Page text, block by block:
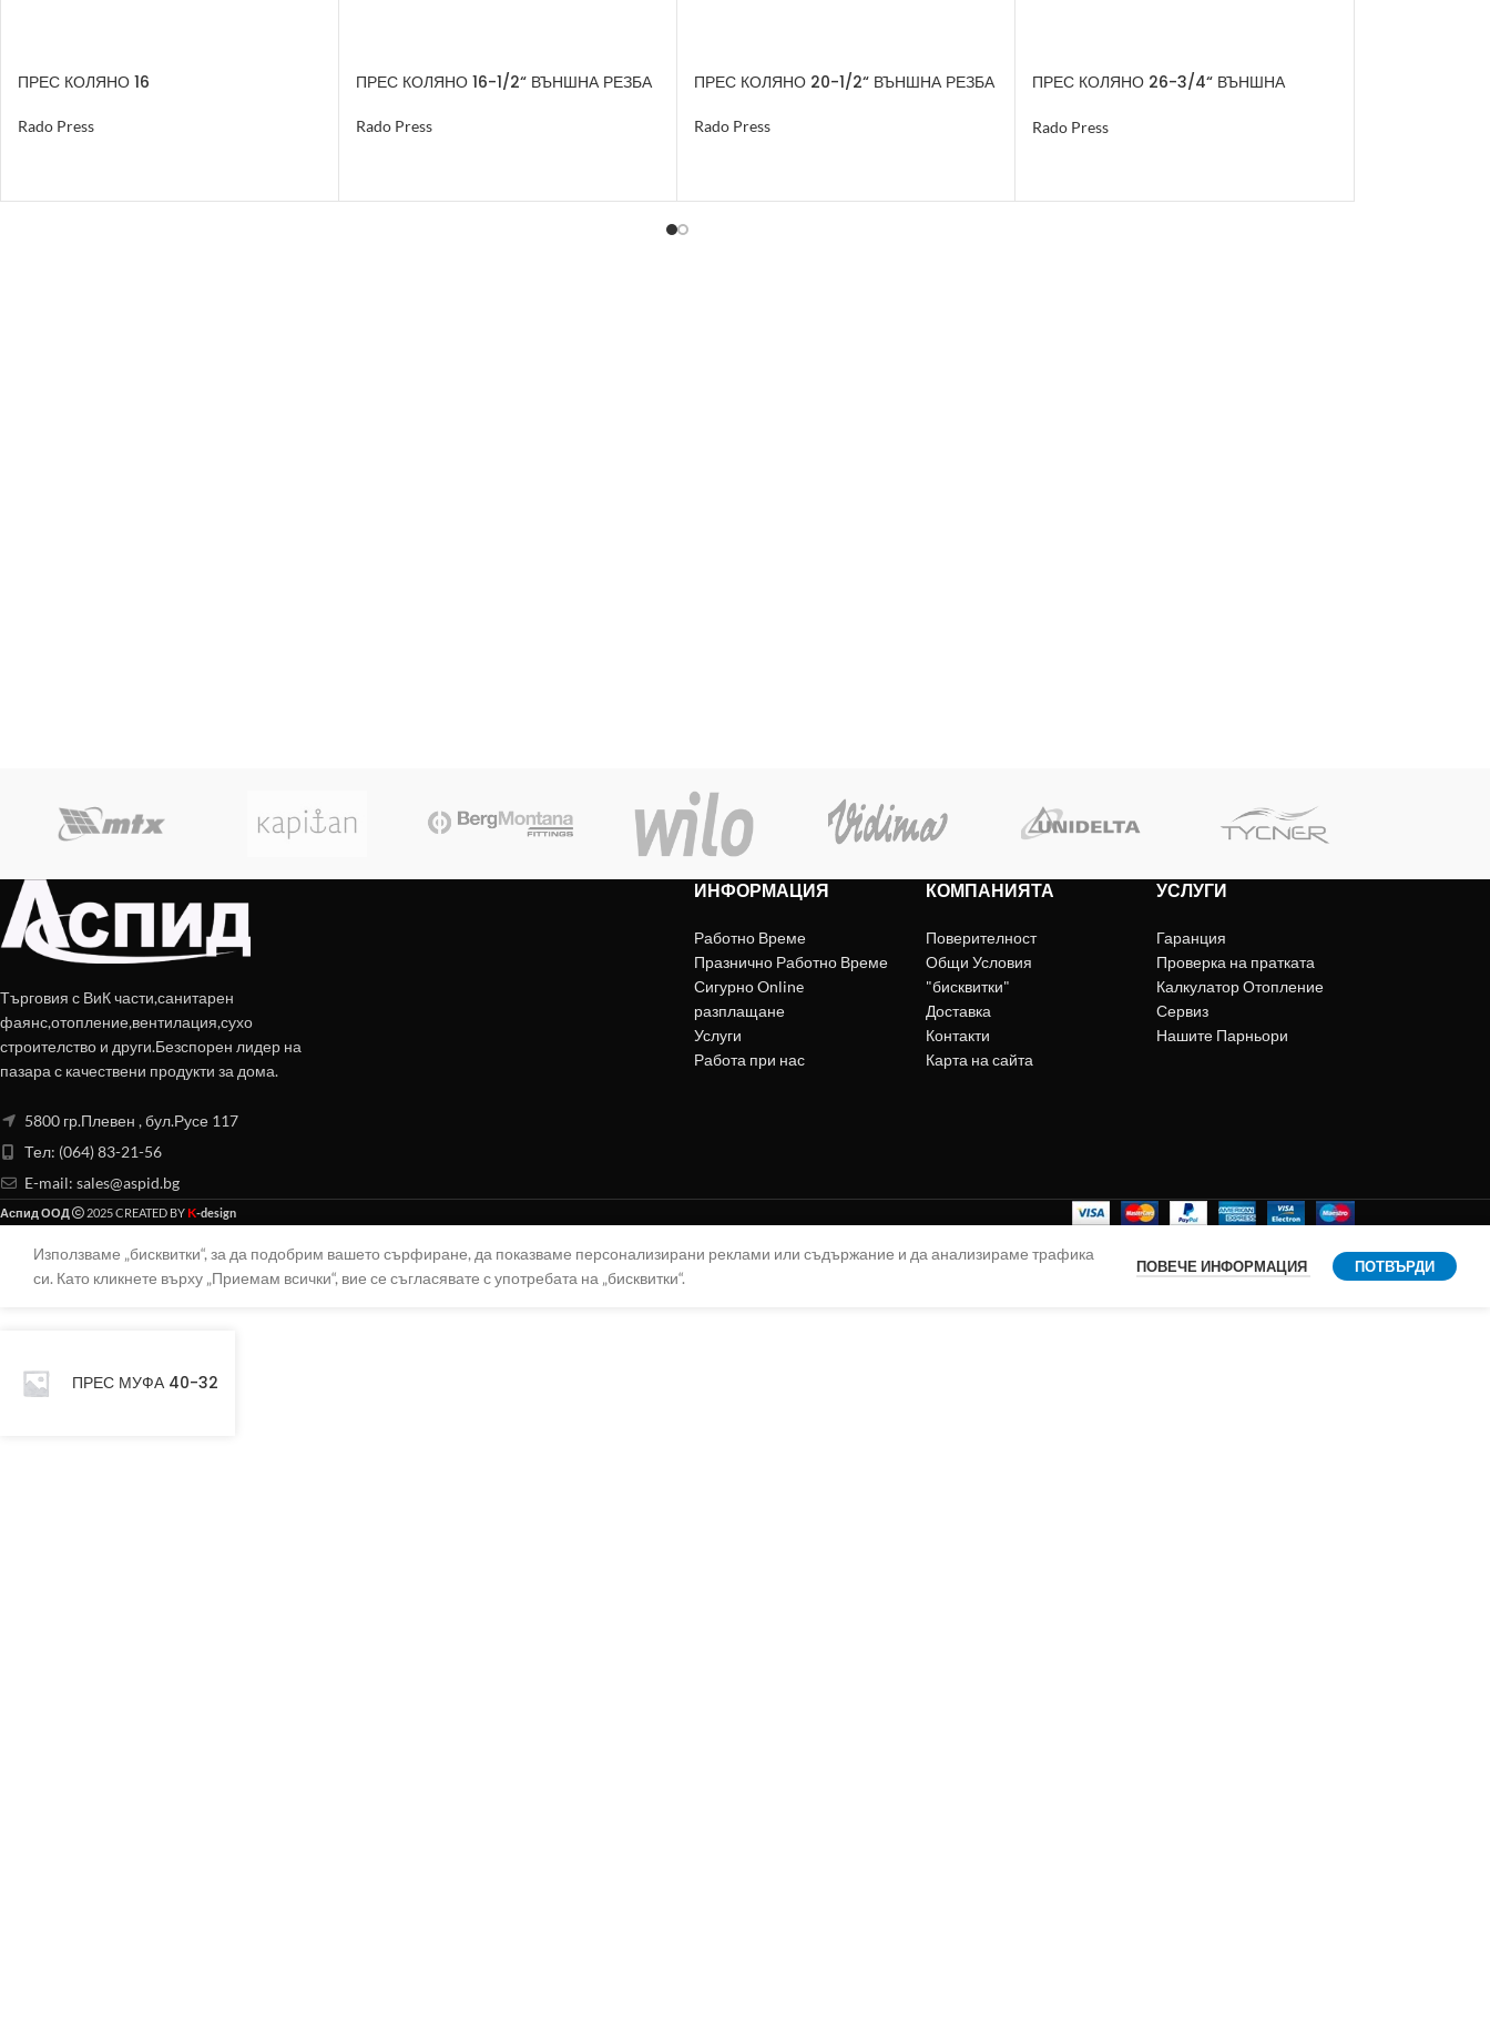
ПРЕС КОЛЯНО 16
Rado Press
ПРЕС КОЛЯНО 16-1/2“ ВЪНШНА РЕЗБА
Rado Press
ПРЕС КОЛЯНО 20-1/2“ ВЪНШНА РЕЗБА
Rado Press
ПРЕС КОЛЯНО 26-3/4“ ВЪНШНА
Rado Press
Търговия с ВиК части,санитарен
фаянс,отопление,вентилация,сухо
строителство и други.Безспорен лидер на
пазара с качествени продукти за дома.
5800 гр.Плевен , бул.Русе 117
Тел: (064) 83-21-56
E-mail: sales@aspid.bg
ИНФОРМАЦИЯ
Работно Време
Празнично Работно Време
Сигурно Online
разплащане
Услуги
Работа при нас
КОМПАНИЯТА
Поверителност
Общи Условия
"бисквитки"
Доставка
Контакти
Карта на сайта
УСЛУГИ
Гаранция
Проверка на пратката
Калкулатор Отопление
Сервиз
Нашите Парньори
Аспид ООД 2025 CREATED BY K-design
Използваме „бисквитки“, за да подобрим вашето сърфиране, да показваме персонализирани реклами или съдържание и да анализираме трафика
си. Като кликнете върху „Приемам всички“, вие се съгласявате с употребата на „бисквитки“.
ПОВЕЧЕ ИНФОРМАЦИЯ ПОТВЪРДИ
ПРЕС МУФА 40-32